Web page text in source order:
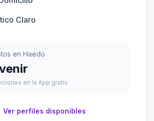
Claro
en Haedo
en la App gratis
Ver perfiles disponibles